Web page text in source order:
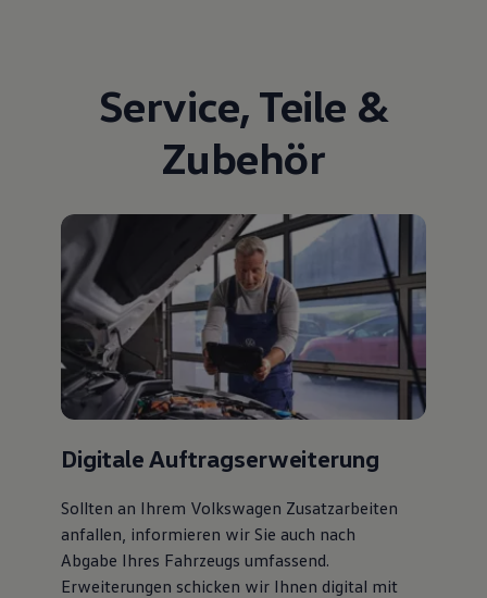
Service, Teile &
Zubehör
Digitale Auftragserweiterung
Sollten an Ihrem Volkswagen Zusatzarbeiten
anfallen, informieren wir Sie auch nach
Abgabe Ihres Fahrzeugs umfassend.
Erweiterungen schicken wir Ihnen digital mit